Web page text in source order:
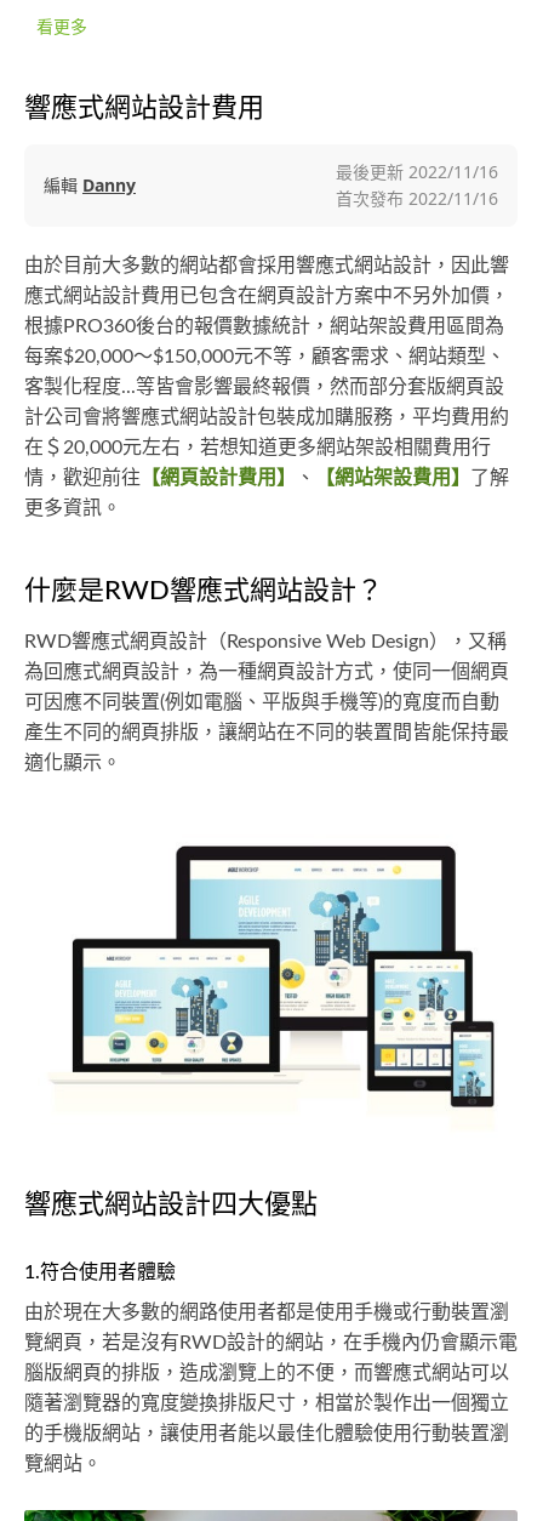
看更多
響應式網站設計費用
編輯 Danny
最後更新 2022/11/16
首次發布 2022/11/16
由於目前大多數的網站都會採用響應式網站設計，因此響
應式網站設計費用已包含在網頁設計方案中不另外加價，
根據PRO360後台的報價數據統計，網站架設費用區間為
每案$20,000～$150,000元不等，顧客需求、網站類型、
客製化程度...等皆會影響最終報價，然而部分套版網頁設
計公司會將響應式網站設計包裝成加購服務，平均費用約
在＄20,000元左右，若想知道更多網站架設相關費用行
情，歡迎前往 【網頁設計費用】 、 【網站架設費用】
了解
更多資訊。
什麼是RWD響應式網站設計？
RWD響應式網頁設計（Responsive Web Design），又稱
為回應式網頁設計，為一種網頁設計方式，使同一個網頁
可因應不同裝置(例如電腦、平版與手機等)的寬度而自動
產生不同的網頁排版，讓網站在不同的裝置間皆能保持最
適化顯示。
響應式網站設計四大優點
1.符合使用者體驗
由於現在大多數的網路使用者都是使用手機或行動裝置瀏
覽網頁，若是沒有RWD設計的網站，在手機內仍會顯示電
腦版網頁的排版，造成瀏覽上的不便，而響應式網站可以
隨著瀏覽器的寬度變換排版尺寸，相當於製作出一個獨立
的手機版網站，讓使用者能以最佳化體驗使用行動裝置瀏
覽網站。